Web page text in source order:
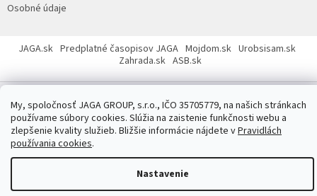
My, spoločnosť JAGA GROUP, s.r.o., IČO 35705779, na našich stránkach
používame súbory cookies. Slúžia na zaistenie funkčnosti webu a
zlepšenie kvality služieb. Bližšie informácie nájdete vPravidlách
používania cookies.
Nastavenie
Osobné údaje
JAGA.sk Predplatné časopisov JAGA Mojdom.sk Urobsisam.sk
Zahrada.sk ASB.sk
Copyright 2026JAGASTORE.sk
nastavenie cookies